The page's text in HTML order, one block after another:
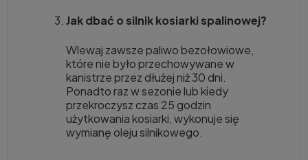
Jak dbać o silnik kosiarki spalinowej?
Wlewaj zawsze paliwo bezołowiowe,
które nie było przechowywane w
kanistrze przez dłużej niż 30 dni.
Ponadto raz w sezonie lub kiedy
przekroczysz czas 25 godzin
użytkowania kosiarki, wykonuje się
wymianę oleju silnikowego.